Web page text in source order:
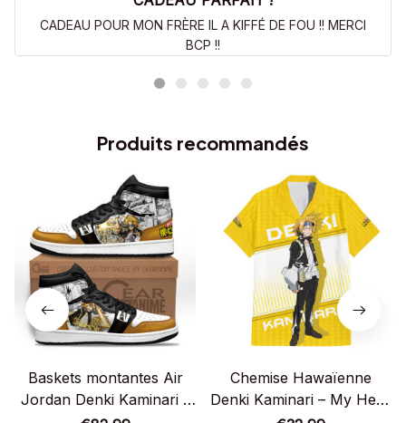
CADEAU POUR MON FRÈRE IL A KIFFÉ DE FOU !! MERCI
BCP !!
Produits recommandés
Baskets montantes Air
Jordan Denki Kaminari –
Chemise Hawaïenne
Denki Kaminari – My Hero